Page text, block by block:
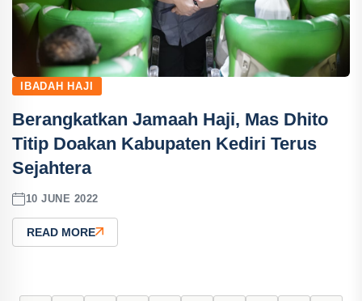
IBADAH HAJI
Berangkatkan Jamaah Haji, Mas Dhito
Titip Doakan Kabupaten Kediri Terus
Sejahtera
10 JUNE 2022
READ MORE